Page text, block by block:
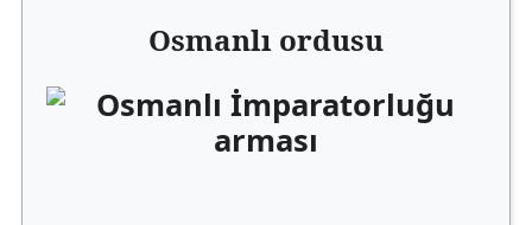
Osmanlı ordusu